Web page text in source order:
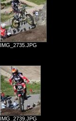
IMG_2735.JPG
IMG_2739.JPG